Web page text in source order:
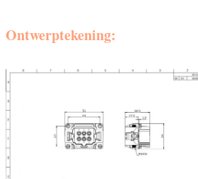
Ontwerptekening: